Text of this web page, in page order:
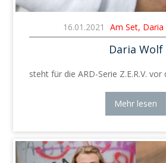
16.01.2021 Am Set, Daria
Daria Wolf
steht für die ARD-Serie Z.E.R.V. vor
Mehr lesen